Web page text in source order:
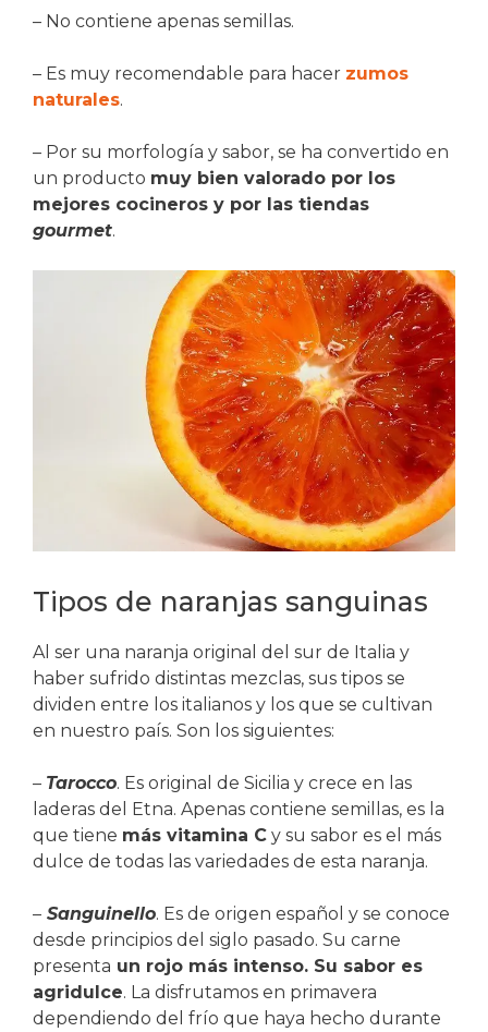
– No contiene apenas semillas.
– Es muy recomendable para hacer zumos
naturales.
– Por su morfología y sabor, se ha convertido en
un producto muy bien valorado por los
mejores cocineros y por las tiendas
gourmet.
Tipos de naranjas sanguinas
Al ser una naranja original del sur de Italia y
haber sufrido distintas mezclas, sus tipos se
dividen entre los italianos y los que se cultivan
en nuestro país. Son los siguientes:
– Tarocco. Es original de Sicilia y crece en las
laderas del Etna. Apenas contiene semillas, es la
que tiene más vitamina C y su sabor es el más
dulce de todas las variedades de esta naranja.
– Sanguinello. Es de origen español y se conoce
desde principios del siglo pasado. Su carne
presenta un rojo más intenso. Su sabor es
agridulce. La disfrutamos en primavera
dependiendo del frío que haya hecho durante